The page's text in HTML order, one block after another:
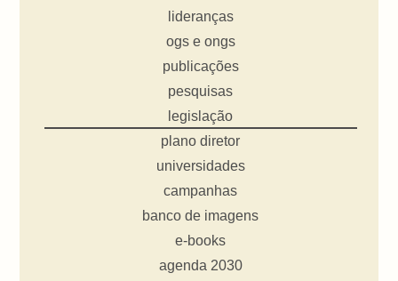
lideranças
ogs e ongs
publicações
pesquisas
legislação
plano diretor
universidades
campanhas
banco de imagens
e-books
agenda 2030